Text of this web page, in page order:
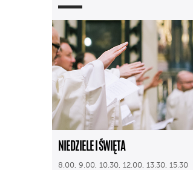
NIEDZIELE I ŚWIĘTA
8.00, 9.00, 10.30, 12.00, 13.30, 15.30